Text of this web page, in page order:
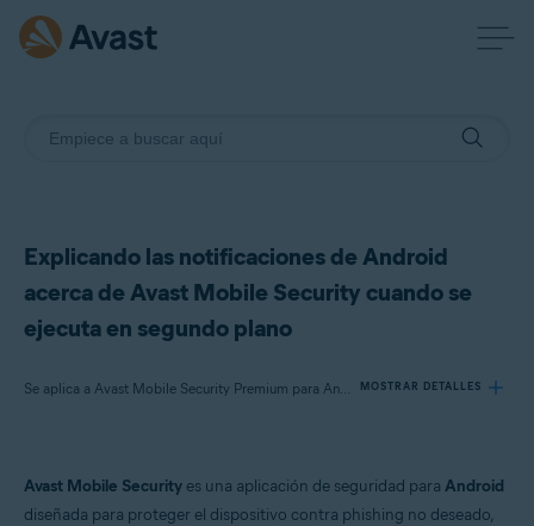
Explicando las notificaciones de Android
acerca de Avast Mobile Security cuando se
ejecuta en segundo plano
Se aplica a Avast Mobile Security Premium para Android, Avast Mobile Security para Android MOSTRAR DETALLES
Productos:
Avast Mobile Security Premium 24.x para Android
Avast Mobile Security es una aplicación de seguridad para Android
diseñada para proteger el dispositivo contra phishing no deseado,